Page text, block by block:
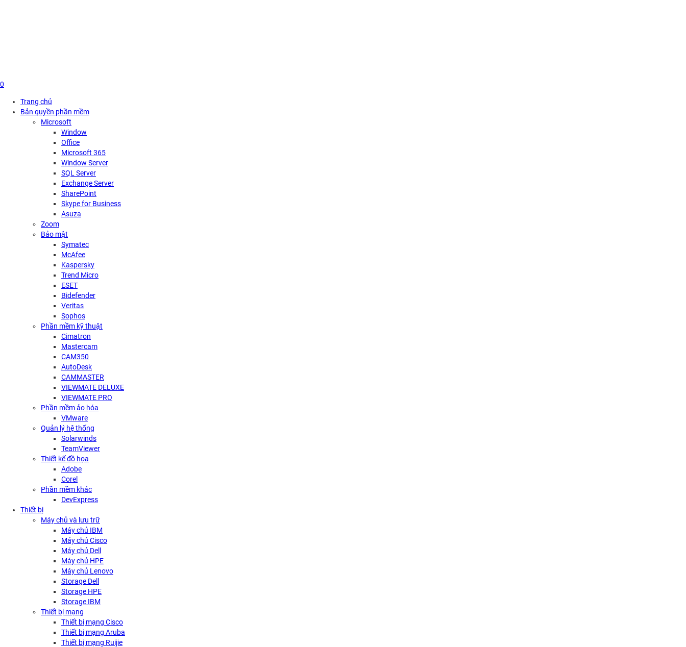
0
Trang chủ
Bản quyền phần mềm
Microsoft
Window
Office
Microsoft 365
Window Server
SQL Server
Exchange Server
SharePoint
Skype for Business
Asuza
Zoom
Bảo mật
Symatec
McAfee
Kaspersky
Trend Micro
ESET
Bidefender
Veritas
Sophos
Phần mềm kỹ thuật
Cimatron
Mastercam
CAM350
AutoDesk
CAMMASTER
VIEWMATE DELUXE
VIEWMATE PRO
Phần mềm ảo hóa
VMware
Quản lý hệ thống
Solarwinds
TeamViewer
Thiết kế đồ họa
Adobe
Corel
Phần mềm khác
DevExpress
Thiết bị
Máy chủ và lưu trữ
Máy chủ IBM
Máy chủ Cisco
Máy chủ Dell
Máy chủ HPE
Máy chủ Lenovo
Storage Dell
Storage HPE
Storage IBM
Thiết bị mạng
Thiết bị mạng Cisco
Thiết bị mạng Aruba
Thiết bị mạng Ruijie